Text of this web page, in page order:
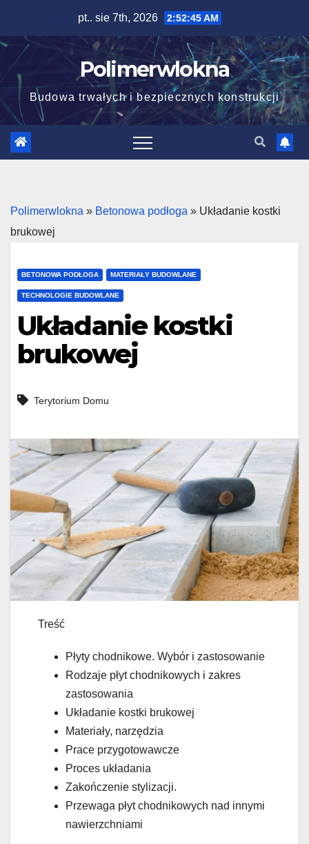
content
pt.. sie 7th, 2026 2:52:46 AM
Polimerwlokna
Budowa trwałych i bezpiecznych konstrukcji
Polimerwlokna » Betonowa podłoga » Układanie kostki
brukowej
BETONOWA PODŁOGA MATERIAŁY BUDOWLANE
TECHNOLOGIE BUDOWLANE
Układanie kostki
brukowej
Terytorium Domu
Treść
Płyty chodnikowe. Wybór i zastosowanie
Rodzaje płyt chodnikowych i zakres
zastosowania
Układanie kostki brukowej
Materiały, narzędzia
Prace przygotowawcze
Proces układania
Zakończenie stylizacji.
Przewaga płyt chodnikowych nad innymi
nawierzchniami